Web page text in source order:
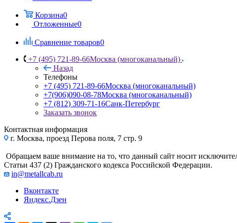
Корзина0
Отложенные0
Сравнение товаров0
+7 (495) 721-89-66Москва (многоканальный)
Назад
Телефоны
+7 (495) 721-89-66Москва (многоканальный)
+7(906)090-08-78Москва (многоканальный)
+7 (812) 309-71-16Санк-Петербург
Заказать звонок
Контактная информация
г. Москва, проезд Перова поля, 7 стр. 9
Обращаем ваше внимание на то, что данный сайт носит
Статьи 437 (2) Гражданского кодекса Российской Федерации.
in@metallcab.ru
Вконтакте
Яндекс.Дзен